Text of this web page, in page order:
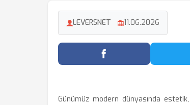
LEVERSNET 11.06.2026
Facebook'ta Paylaş
Günümüz modern dünyasında